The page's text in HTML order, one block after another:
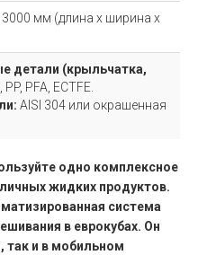
3000 мм (длина x ширина x
детали (крыльчатка,
PFA, ECTFE.
AISI 304 или окрашенная
одно комплексное
жидких продуктов.
система
в еврокубах. Он
так и в мобильном